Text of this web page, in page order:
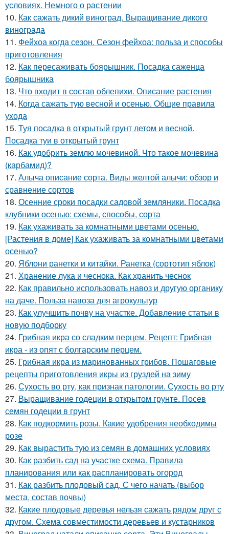
условиях. Немного о растении
10. Как сажать дикий виноград. Выращивание дикого
винограда
11. Фейхоа когда сезон. Сезон фейхоа: польза и способы
приготовления
12. Как пересаживать боярышник. Посадка саженца
боярышника
13. Что входит в состав облепихи. Описание растения
14. Когда сажать тую весной и осенью. Общие правила
ухода
15. Туя посадка в открытый грунт летом и весной.
Посадка туи в открытый грунт
16. Как удобрить землю мочевиной. Что такое мочевина
(карбамид)?
17. Алыча описание сорта. Виды желтой алычи: обзор и
сравнение сортов
18. Осенние сроки посадки садовой земляники. Посадка
клубники осенью: схемы, способы, сорта
19. Как ухаживать за комнатными цветами осенью.
[Растения в доме] Как ухаживать за комнатными цветами
осенью?
20. Яблони ранетки и китайки. Ранетка (сортотип яблок)
21. Хранение лука и чеснока. Как хранить чеснок
22. Как правильно использовать навоз и другую органику
на даче. Польза навоза для агрокультур
23. Как улучшить почву на участке. Добавление статьи в
новую подборку
24. Грибная икра со сладким перцем. Рецепт: Грибная
икра - из опят с болгарским перцем.
25. Грибная икра из маринованных грибов. Пошаговые
рецепты приготовления икры из груздей на зиму
26. Сухость во рту, как признак патологии. Сухость во рту
27. Выращивание годеции в открытом грунте. Посев
семян годеции в грунт
28. Как подкормить розы. Какие удобрения необходимы
розе
29. Как вырастить тую из семян в домашних условиях
30. Как разбить сад на участке схема. Правила
планирования или как распланировать огород
31. Как разбить плодовый сад. С чего начать (выбор
места, состав почвы)
32. Какие плодовые деревья нельзя сажать рядом друг с
другом. Схема совместимости деревьев и кустарников